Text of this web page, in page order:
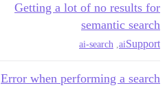
Getting a lot of no results for
semantic search
Support
ai
ai-search
Error when performing a search